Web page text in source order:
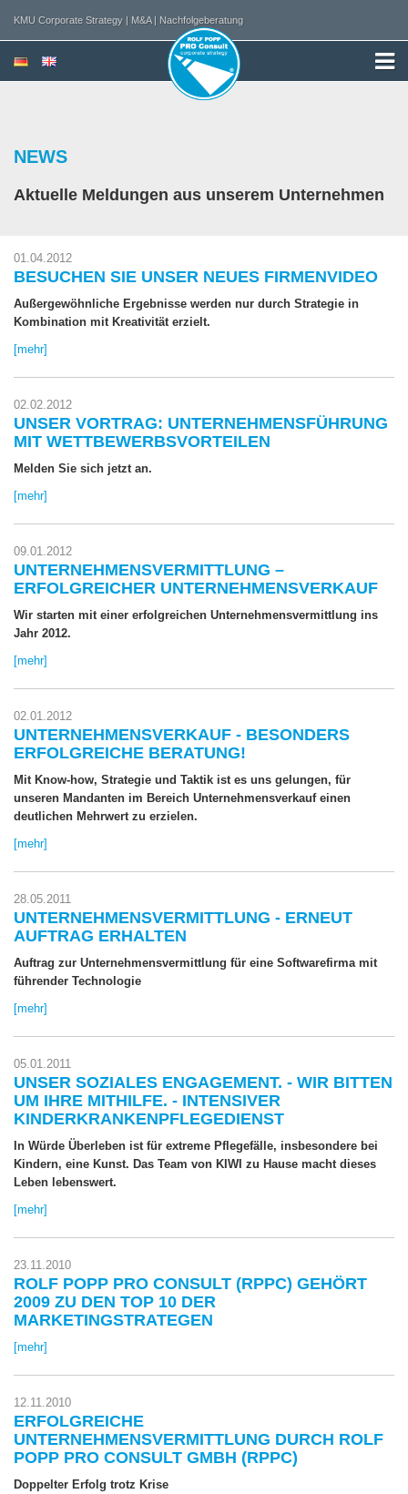
KMU Corporate Strategy | M&A | Nachfolgeberatung
NEWS
Aktuelle Meldungen aus unserem Unternehmen
01.04.2012
BESUCHEN SIE UNSER NEUES FIRMENVIDEO
Außergewöhnliche Ergebnisse werden nur durch Strategie in
Kombination mit Kreativität erzielt.
[mehr]
02.02.2012
UNSER VORTRAG: UNTERNEHMENSFÜHRUNG
MIT WETTBEWERBSVORTEILEN
Melden Sie sich jetzt an.
[mehr]
09.01.2012
UNTERNEHMENSVERMITTLUNG –
ERFOLGREICHER UNTERNEHMENSVERKAUF
Wir starten mit einer erfolgreichen Unternehmensvermittlung ins
Jahr 2012.
[mehr]
02.01.2012
UNTERNEHMENSVERKAUF - BESONDERS
ERFOLGREICHE BERATUNG!
Mit Know-how, Strategie und Taktik ist es uns gelungen, für
unseren Mandanten im Bereich Unternehmensverkauf einen
deutlichen Mehrwert zu erzielen.
[mehr]
28.05.2011
UNTERNEHMENSVERMITTLUNG - ERNEUT
AUFTRAG ERHALTEN
Auftrag zur Unternehmensvermittlung für eine Softwarefirma mit
führender Technologie
[mehr]
05.01.2011
UNSER SOZIALES ENGAGEMENT. - WIR BITTEN
UM IHRE MITHILFE. - INTENSIVER
KINDERKRANKENPFLEGEDIENST
In Würde Überleben ist für extreme Pflegefälle, insbesondere bei
Kindern, eine Kunst. Das Team von KIWI zu Hause macht dieses
Leben lebenswert.
[mehr]
23.11.2010
ROLF POPP PRO CONSULT (RPPC) GEHÖRT
2009 ZU DEN TOP 10 DER
MARKETINGSTRATEGEN
[mehr]
12.11.2010
ERFOLGREICHE
UNTERNEHMENSVERMITTLUNG DURCH ROLF
POPP PRO CONSULT GMBH (RPPC)
Doppelter Erfolg trotz Krise